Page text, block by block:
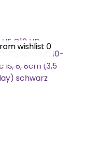
wishlist 0
wishlist 0